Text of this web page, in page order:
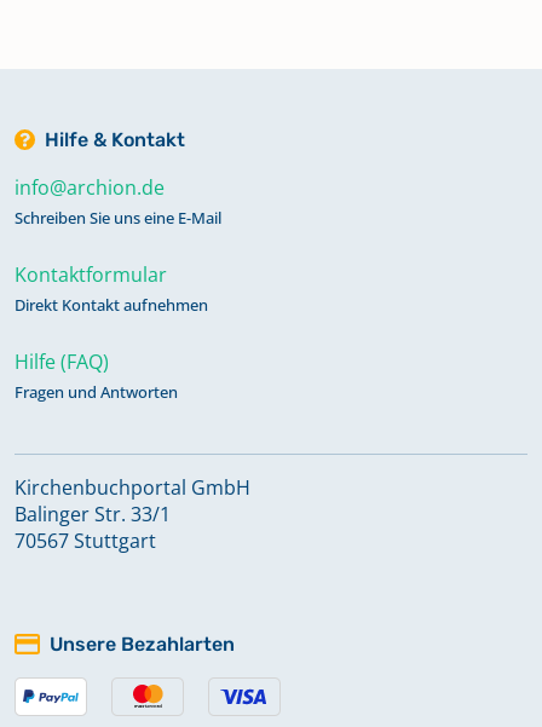
Hilfe & Kontakt
info@archion.de
Schreiben Sie uns eine E-Mail
Kontaktformular
Direkt Kontakt aufnehmen
Hilfe (FAQ)
Fragen und Antworten
Kirchenbuchportal GmbH
Balinger Str. 33/1
70567 Stuttgart
Unsere Bezahlarten